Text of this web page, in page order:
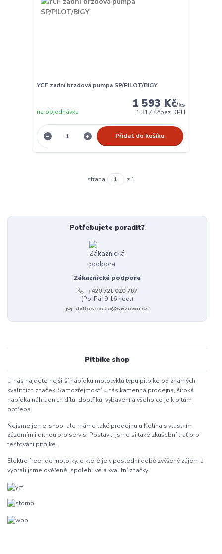
YCF zadní brzdová pumpa SP/PILOT/BIGY
1 593 Kč/ks
1 317 Kčbez DPH
na objednávku
Přidat do košíku
strana z 1
Potřebujete poradit?
Zákaznická podpora
+420 721 020 767
(Po-Pá, 9-16 hod.)
dalfosmoto@seznam.cz
Pitbike shop
U nás najdete nejširší nabídku motocyklů typu pitbike od známých
kvalitních značek. Samozřejmostí u nás kamenná prodejna, široká
nabídka náhradních dílů, doplňků, vybavení a všeho co je k pitům
potřeba.
Nejsme jen e-shop, ale máme také prodejnu u Kolína s vlastním
zázemím i dílnou pro servis. Postavili jsme si také zkušební trať pro
testování pitbike.
Elektro freeride motorky, o které je v poslední době zvýšený zájem a
vybrali jsme ověřené, spolehlivé a kvalitní značky.